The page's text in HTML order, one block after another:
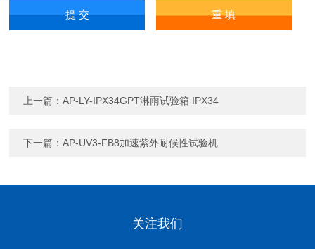
上一篇：AP-LY-IPX34GPT淋雨试验箱 IPX34
下一篇：AP-UV3-FB8加速紫外耐候性试验机
关注我们